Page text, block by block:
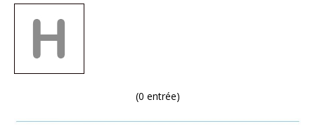
(0 entrée)